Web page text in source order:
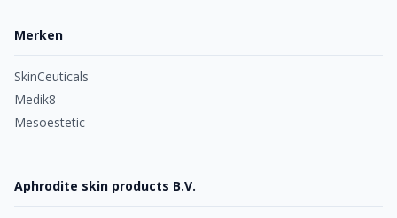
Merken
SkinCeuticals
Medik8
Mesoestetic
Aphrodite skin products B.V.